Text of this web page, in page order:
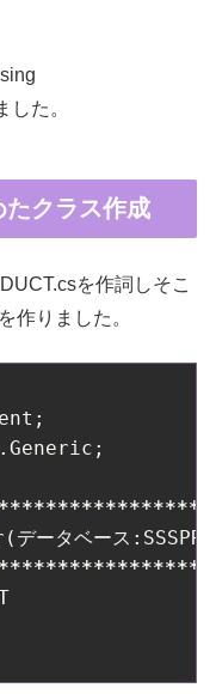
た。
クラス作成
を作詞しそこ
作りました。
***************
タベース
***************